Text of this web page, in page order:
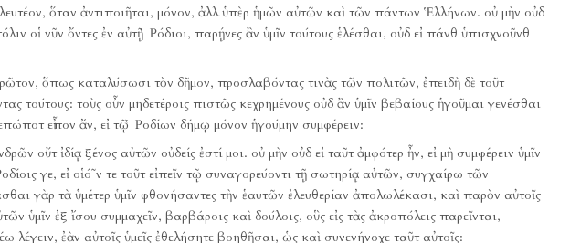
ὅταν ἀντιποιῆται, μόνον, ἀλλ ὑπὲρ ἡμῶν αὐτῶν καὶ τῶν πάντων Ἑλλήνων. οὐ μὴν οὐδ
οἱ νῦν ὄντες ἐν αὐτῇ Ῥόδιοι, παρῄνες ἂν ὑμῖν τούτους ἑλέσθαι, οὐδ εἰ πάνθ ὑπισχνοῦνθ
ὅπως καταλύσωσι τὸν δῆμον, προσλαβόντας τινὰς τῶν πολιτῶν, ἐπειδὴ δὲ τοῦτ
τούτους: τοὺς οὖν μηδετέροις πιστῶς κεχρημένους οὐδ ἂν ὑμῖν βεβαίους ἡγοῦμαι γενέσθαι
εἶπον ἄν, εἰ τῷ Ῥοδίων δήμῳ μόνον ἡγούμην συμφέρειν:
οὔτ ἰδίᾳ ξένος αὐτῶν οὐδείς ἐστί μοι. οὐ μὴν οὐδ εἰ ταῦτ ἀμφότερ ἦν, εἰ μὴ συμφέρειν ὑμῖν
γε, εἰ οἱό῀ν τε τοῦτ εἰπεῖν τῷ συναγορεύοντι τῇ σωτηρίᾳ αὐτῶν, συγχαίρω τῶν
γὰρ τὰ ὑμέτερ ὑμῖν φθονήσαντες τὴν ἑαυτῶν ἐλευθερίαν ἀπολωλέκασι, καὶ παρὸν αὐτοῖς
ὑμῖν ἐξ ἴσου συμμαχεῖν, βαρβάροις καὶ δούλοις, οὓς εἰς τὰς ἀκροπόλεις παρεῖνται,
λέγειν, ἐὰν αὐτοῖς ὑμεῖς ἐθελήσητε βοηθῆσαι, ὡς καὶ συνενήνοχε ταῦτ αὐτοῖς: